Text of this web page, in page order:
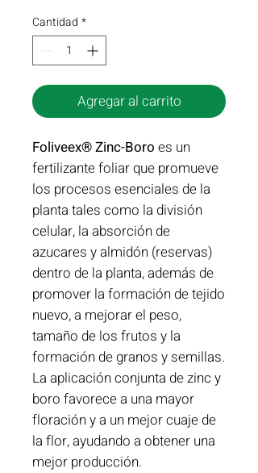
Cantidad *
Agregar al carrito
Foliveex® Zinc-Boro es un
fertilizante foliar que promueve
los procesos esenciales de la
planta tales como la división
celular, la absorción de
azucares y almidón (reservas)
dentro de la planta, además de
promover la formación de tejido
nuevo, a mejorar el peso,
tamaño de los frutos y la
formación de granos y semillas.
La aplicación conjunta de zinc y
boro favorece a una mayor
floración y a un mejor cuaje de
la flor, ayudando a obtener una
mejor producción.